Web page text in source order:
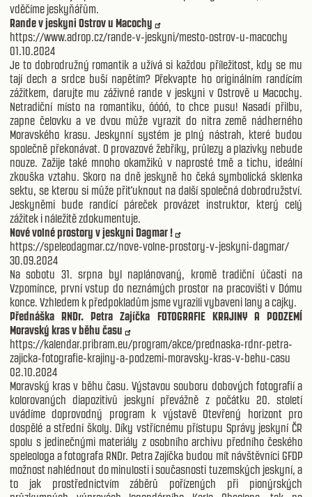
vděčíme jeskyňářům.
Rande v jeskyni Ostrov u Macochy
https://www.adrop.cz/rande-v-jeskyni/mesto-ostrov-u-macochy
01.10.2024
Je to dobrodružný romantik a užívá si každou příležitost, kdy se mu
tají dech a srdce buší napětím? Překvapte ho originálním randícím
zážitkem, darujte mu záživné rande v jeskyni v Ostrově u Macochy.
Netradiční místo na romantiku, óóóó, to chce pusu! Nasadí přilbu,
zapne čelovku a ve dvou může vyrazit do nitra země nádherného
Moravského krasu. Jeskynní systém je plný nástrah, které budou
společně překonávat. O provazové žebříky, průlezy a plazivky nebude
nouze. Zažije také mnoho okamžiků v naprosté tmě a tichu, ideální
zkouška vztahu. Skoro na dně jeskyně ho čeká symbolická sklenka
sektu, se kterou si může přiťuknout na další společná dobrodružství.
Jeskyněmi bude randící páreček provázet instruktor, který celý
zážitek i náležitě zdokumentuje.
Nové volné prostory v jeskyni Dagmar !
https://speleodagmar.cz/nove-volne-prostory-v-jeskyni-dagmar/
30.09.2024
Na sobotu 31. srpna byl naplánovaný, kromě tradiční účasti na
Vzpomínce, první vstup do neznámých prostor na pracovišti v Dómu
konce. Vzhledem k předpokladům jsme vyrazili vybaveni lany a cajky.
Přednáška RNDr. Petra Zajíčka FOTOGRAFIE KRAJINY A PODZEMÍ
Moravský kras v běhu času
https://kalendar.pribram.eu/program/akce/prednaska-rdnr-petra-
zajicka-fotografie-krajiny-a-podzemi-moravsky-kras-v-behu-casu
02.10.2024
Moravský kras v běhu času. Výstavou souboru dobových fotografií a
kolorovaných diapozitivů jeskyní převážně z počátku 20. století
uvádíme doprovodný program k výstavě Otevřený horizont pro
dospělé a střední školy. Díky vstřícnému přístupu Správy jeskyní ČR
spolu s jedinečnými materiály z osobního archivu předního českého
speleologa a fotografa RNDr. Petra Zajíčka budou mít návštěvníci GFDP
možnost nahlédnout do minulosti i současnosti tuzemských jeskyní, a
to jak prostřednictvím záběrů pořízených při pionýrských